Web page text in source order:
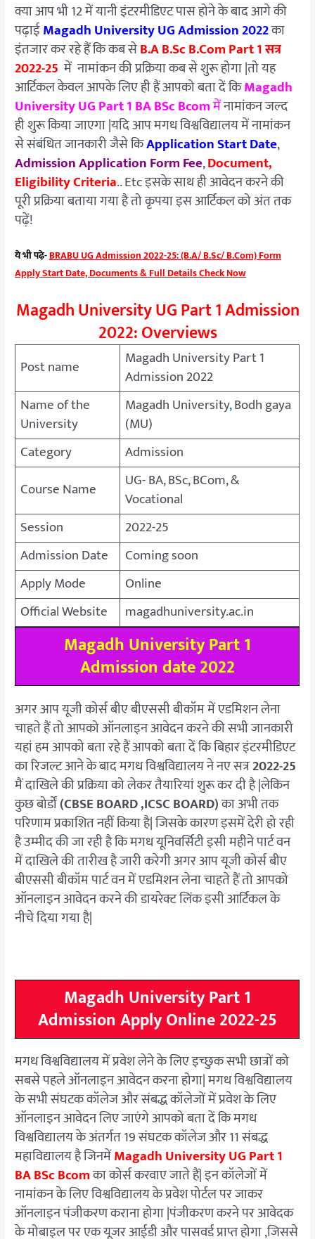
क्या आप भी 12 में यानी इंटरमीडिएट पास होने के बाद आगे की
पढ़ाईMagadh University UG Admission 2022का
इंतजार कर रहे हैं कि कब सेB.A B.Sc B.Com Part 1 सत्र
2022-25 में नामांकन की प्रक्रिया कब से शुरू होगा |तो यह
आर्टिकल केवल आपके लिए ही हैं आपको बता दें किMagadh
University UG Part 1 BA BSc Bcomमेंनामांकन जल्द
ही शुरू किया जाएगा |यदि आप मगध विश्वविद्यालय में नामांकन
से संबंधित जानकारी जैसे किApplication Start Date,
Admission Application Form Fee,Document,
Eligibility Criteria.. Etc इसके साथ ही आवेदन करने की
पूरी प्रक्रिया बताया गया है तो कृपया इस आर्टिकल को अंत तक
पढ़ें!
ये भी पढ़े-BRABU UG Admission 2022-25: (B.A/ B.Sc/ B.Com) Form
Apply Start Date, Documents & Full Details Check Now
Magadh University UG Part 1 Admission
2022: Overviews
Post name
Magadh University Part 1
Admission 2022
Name of the
University
Magadh University,Bodh gaya
(MU)
Category
Admission
Course Name
UG- BA, BSc, BCom, &
Vocational
Session
2022-25
Admission Date
Coming soon
Apply Mode
Online
Official Website
magadhuniversity.ac.in
Magadh University Part 1
Admission date 2022
अगर आप यूजी कोर्स बीए बीएससी बीकॉम में एडमिशन लेना
चाहते हैं तो आपको ऑनलाइन आवेदन करने की सभी जानकारी
यहां हम आपको बता रहे हैं आपको बता दें कि बिहार इंटरमीडिएट
का रिजल्ट आने के बाद मगध विश्वविद्यालय ने नए सत्र2022-25
मैं दाखिले की प्रक्रिया को लेकर तैयारियां शुरू कर दी है |लेकिन
कुछ बोर्डों(CBSE BOARD ,ICSC BOARD)का अभी तक
परिणाम प्रकाशित नहीं किया है| जिसके कारण इसमें देरी हो रही
है उम्मीद की जा रही है कि मगध यूनिवर्सिटी इसी महीने पार्ट वन
में दाखिले की तारीख है जारी करेगी अगर आप यूजी कोर्स बीए
बीएससी बीकॉम पार्ट वन में एडमिशन लेना चाहते हैं तो आपको
ऑनलाइन आवेदन करने की डायरेक्ट लिंक इसी आर्टिकल के
नीचे दिया गया है|
Magadh University Part 1
Admission Apply Online 2022-25
मगध विश्वविद्यालय में प्रवेश लेने के लिए इच्छुक सभी छात्रों को
सबसे पहले ऑनलाइन आवेदन करना होगा| मगध विश्वविद्यालय
के सभी संघटक कॉलेज और संबद्ध कॉलेजों में प्रवेश के लिए
ऑनलाइन आवेदन लिए जाएंगे आपको बता दें कि मगध
विश्वविद्यालय के अंतर्गत 19 संघटक कॉलेज और 11 संबद्ध
महाविद्यालय है जिनमेंMagadh University UG Part 1
BA BSc Bcomका कोर्स करवाए जाते हैं| इन कॉलेजों में
नामांकन के लिए विश्वविद्यालय के प्रवेश पोर्टल पर जाकर
ऑनलाइन पंजीकरण कराना होगा |पंजीकरण करने पर आवेदक
के मोबाइल पर एक यूजर आईडी और पासवर्ड प्राप्त होगा ,जिससे